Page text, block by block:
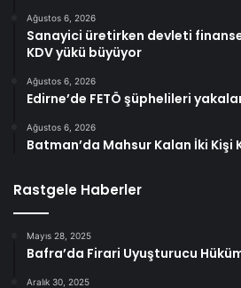
Ağustos 6, 2026
Sanayici üretirken devleti
KDV yükü büyüyor
Ağustos 6, 2026
Edirne’de FETÖ şüphelileri
Ağustos 6, 2026
Batman’da Mahsur Kalan İki Kişi
Rastgele Haberler
Mayıs 28, 2025
Bafra’da Firari Uyuşturucu
Aralık 30, 2025